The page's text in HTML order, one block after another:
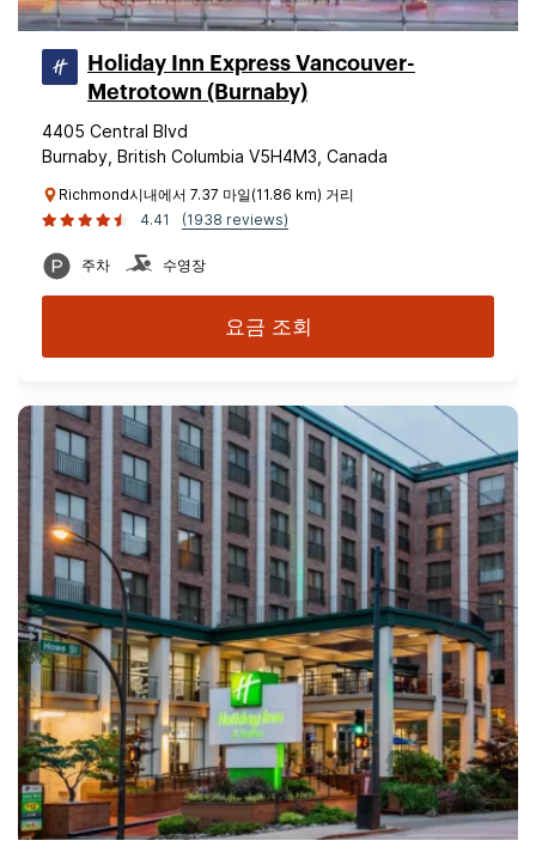
Holiday Inn Express Vancouver-
Metrotown (Burnaby)
4405 Central Blvd
Burnaby, British Columbia V5H4M3, Canada
Richmond시내에서 7.37 마일(11.86 km) 거리
4.41
(1938 reviews)
주차 수영장
요금 조회